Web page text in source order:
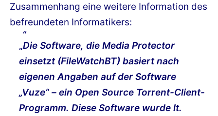
Zusammenhang eine weitere Information des
befreundeten Informatikers:
„Die Software, die Media Protector
einsetzt (FileWatchBT) basiert nach
eigenen Angaben auf der Software
„Vuze“ – ein Open Source Torrent-Client-
Programm. Diese Software wurde lt.